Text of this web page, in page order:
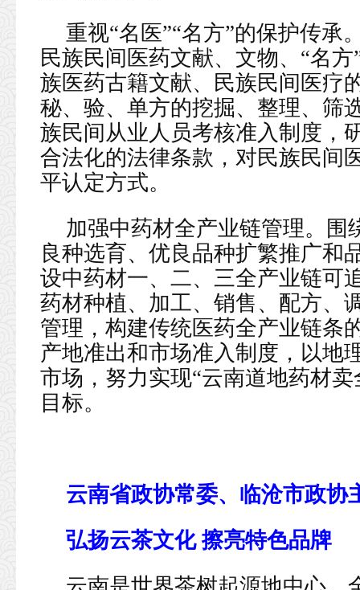
重视“名医”“名方”的保护传承
民族民间医药文献、文物、“名
族医药古籍文献、民族民间医疗
秘、验、单方的挖掘、整理、筛
族民间从业人员考核准入制度，
合法化的法律条款，对民族民间
平认定方式。
加强中药材全产业链管理。围
良种选育、优良品种扩繁推广和
设中药材一、二、三全产业链可
药材种植、加工、销售、配方、
管理，构建传统医药全产业链条
产地准出和市场准入制度，以地
市场，努力实现“云南道地药材
目标。
云南省政协常委、临沧市政协
弘扬云茶文化 擦亮特色品牌